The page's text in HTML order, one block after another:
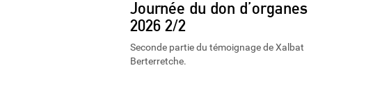
Journée du don d’organes
2026 2/2
Seconde partie du témoignage de Xalbat
Berterretche.